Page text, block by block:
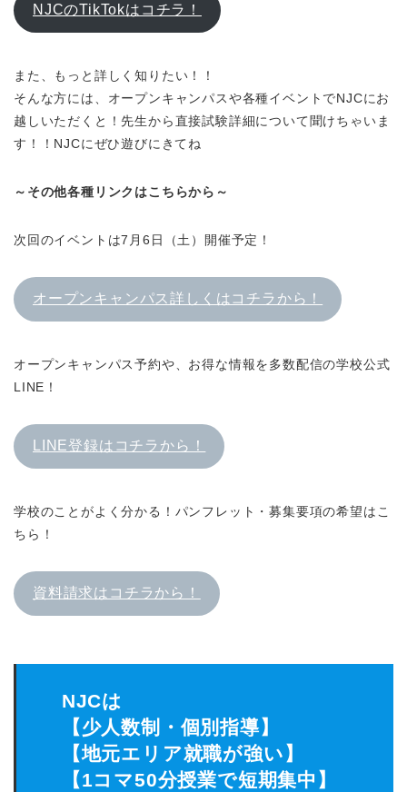
NJCのTikTokはコチラ！
また、もっと詳しく知りたい！！
そんな方には、オープンキャンパスや各種イベントでNJCにお
越しいただくと！先生から直接試験詳細について聞けちゃいま
す！！ NJCにぜひ遊びにきてね
～その他各種リンクはこちらから～
次回のイベントは7月6日（土）開催予定！
オープンキャンパス詳しくはコチラから！
オープンキャンパス予約や、お得な情報を多数配信の学校公式
LINE！
LINE登録はコチラから！
学校のことがよく分かる！パンフレット・募集要項の希望はこ
ちら！
資料請求はコチラから！
NJCは
【少人数制・個別指導】
【地元エリア就職が強い】
【1コマ50分授業で短期集中】